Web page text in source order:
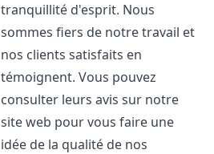
tranquillité d'esprit. Nous
sommes fiers de notre travail et
nos clients satisfaits en
témoignent. Vous pouvez
consulter leurs avis sur notre
site web pour vous faire une
idée de la qualité de nos